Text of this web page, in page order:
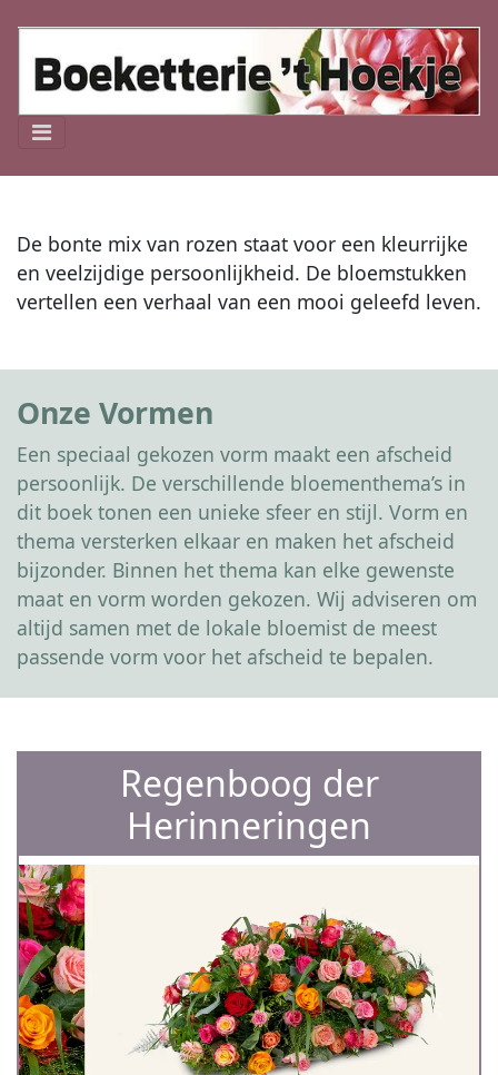
De bonte mix van rozen staat voor een kleurrijke
en veelzijdige persoonlijkheid. De bloemstukken
vertellen een verhaal van een mooi geleefd leven.
Onze Vormen
Een speciaal gekozen vorm maakt een afscheid
persoonlijk. De verschillende bloementhema’s in
dit boek tonen een unieke sfeer en stijl. Vorm en
thema versterken elkaar en maken het afscheid
bijzonder. Binnen het thema kan elke gewenste
maat en vorm worden gekozen. Wij adviseren om
altijd samen met de lokale bloemist de meest
passende vorm voor het afscheid te bepalen.
Regenboog der
Herinneringen